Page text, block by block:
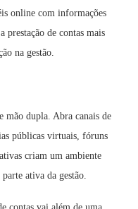
online com informações
prestação de contas mais
na gestão.
mão dupla. Abra canais de
públicas virtuais, fóruns
criam um ambiente
ativa da gestão.